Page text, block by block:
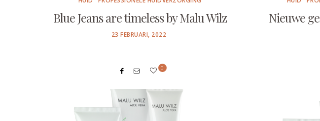
Blue Jeans are timeless by Malu Wilz
POSTED
23 FEBRUARI, 2022
0
Nieuwe